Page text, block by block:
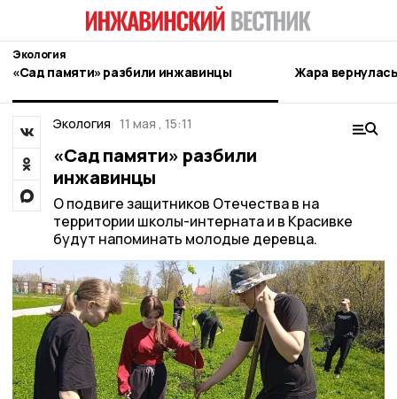
Экология
«Сад памяти» разбили инжавинцы Жара
Экология 11 мая , 15:11
«Сад памяти» разбили
инжавинцы
О подвиге защитников Отечества в на
территории школы-интерната и в Красивке
будут напоминать молодые деревца.